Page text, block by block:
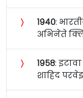
〉 १९४०:
अभिनेते
〉 १९५८:
शाहिद